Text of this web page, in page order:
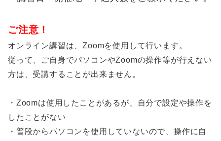
ご注意！
オンライン講習は、Zoomを使用して行います。
従って、ご自身でパソコンやZoomの操作等が行えない
方は、受講することが出来ません。
・Zoomは使用したことがあるが、自分で設定や操作を
したことがない
・普段からパソコンを使用していないので、操作に自